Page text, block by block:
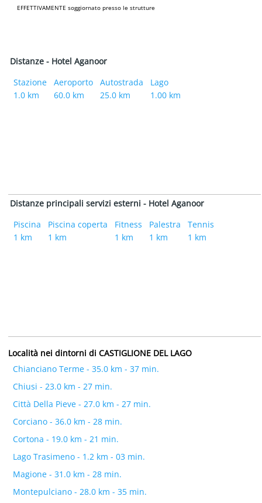
EFFETTIVAMENTE soggiornato presso le strutture
Distanze - Hotel Aganoor
Stazione
1.0 km
Aeroporto
60.0 km
Autostrada
25.0 km
Lago
1.00 km
Distanze principali servizi esterni - Hotel Aganoor
Piscina
1 km
Piscina coperta
1 km
Fitness
1 km
Palestra
1 km
Tennis
1 km
Località nei dintorni di CASTIGLIONE DEL LAGO
Chianciano Terme - 35.0 km - 37 min.
Chiusi - 23.0 km - 27 min.
Città Della Pieve - 27.0 km - 27 min.
Corciano - 36.0 km - 28 min.
Cortona - 19.0 km - 21 min.
Lago Trasimeno - 1.2 km - 03 min.
Magione - 31.0 km - 28 min.
Montepulciano - 28.0 km - 35 min.